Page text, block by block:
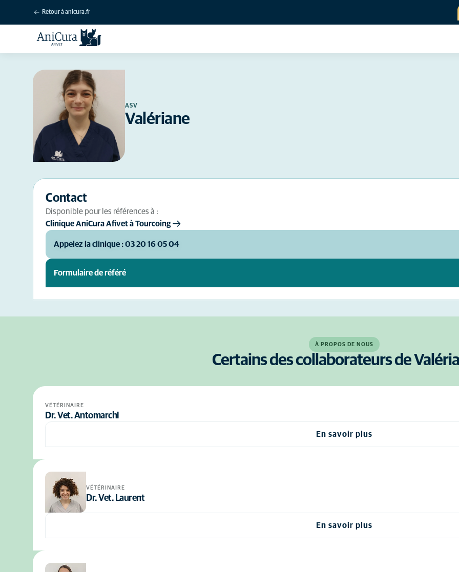
Retour à anicura.fr
ASV
Valériane
Contact
Disponible pour les références à :
Clinique AniCura Afivet à Tourcoing
Appelez la clinique : 03 20 16 05 04
Formulaire de référé
À PROPOS DE NOUS
Certains des collaborateurs de
VÉTÉRINAIRE
Dr. Vet. Antomarchi
En savoir plus
VÉTÉRINAIRE
Dr. Vet. Laurent
En savoir plus